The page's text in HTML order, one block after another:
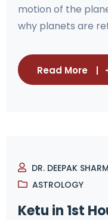
motion of the
why planets are
Read More
DR. DEEPAK
ASTROLOGY
Ketu in 1st